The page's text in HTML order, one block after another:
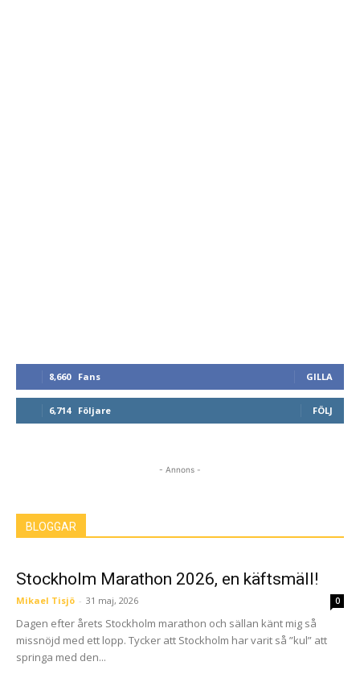
8,660 Fans GILLA
6,714 Följare FÖLJ
- Annons -
BLOGGAR
Stockholm Marathon 2026, en käftsmäll!
Mikael Tisjö - 31 maj, 2026 0
Dagen efter årets Stockholm marathon och sällan känt mig så
missnöjd med ett lopp. Tycker att Stockholm har varit så ”kul” att
springa med den...